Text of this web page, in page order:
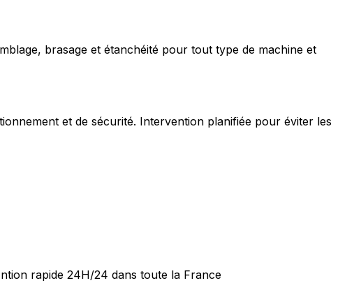
brasage et étanchéité pour tout type de machine et
et de sécurité. Intervention planifiée pour éviter les
rapide 24H/24 dans toute la France